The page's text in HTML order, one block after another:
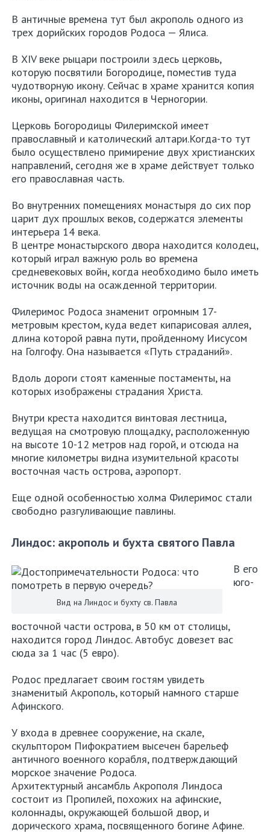
В античные времена тут был акрополь одного из
трех дорийских городов Родоса — Ялиса.
В XIV веке рыцари построили здесь церковь,
которую посвятили Богородице, поместив туда
чудотворную икону. Сейчас в храме хранится копия
иконы, оригинал находится в Черногории.
Церковь Богородицы Филеримской имеет
православный и католический алтари.Когда-то тут
было осуществлено примирение двух христианских
направлений, сегодня же в храме действует только
его православная часть.
Во внутренних помещениях монастыря до сих пор
царит дух прошлых веков, содержатся элементы
интерьера 14 века.
В центре монастырского двора находится колодец,
который играл важную роль во времена
средневековых войн, когда необходимо было иметь
источник воды на осажденной территории.
Филеримос Родоса знаменит огромным 17-
метровым крестом, куда ведет кипарисовая аллея,
длина которой равна пути, пройденному Иисусом
на Голгофу. Она называется «Путь страданий».
Вдоль дороги стоят каменные постаменты, на
которых изображены страдания Христа.
Внутри креста находится винтовая лестница,
ведущая на смотровую площадку, расположенную
на высоте 10-12 метров над горой, и отсюда на
многие километры видна изумительной красоты
восточная часть острова, аэропорт.
Еще одной особенностью холма Филеримос стали
свободно разгуливающие павлины.
Линдос: акрополь и бухта святого Павла
Вид на Линдос и бухту св. Павла
В его
юго-
восточной части острова, в 50 км от столицы,
находится город Линдос. Автобус довезет вас
сюда за 1 час (5 евро).
Родос предлагает своим гостям увидеть
знаменитый Акрополь, который намного старше
Афинского.
У входа в древнее сооружение, на скале,
скульптором Пифократием высечен барельеф
античного военного корабля, подтверждающий
морское значение Родоса.
Архитектурный ансамбль Акрополя Линдоса
состоит из Пропилей, похожих на афинские,
колоннады, окружающей большой двор, и
дорического храма, посвященного богине Афине.